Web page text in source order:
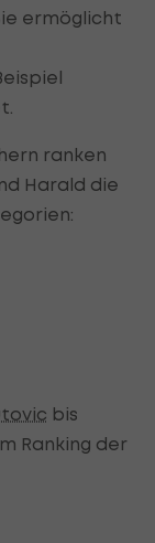
ermöglicht
ranken
Harald die
bis
Ranking der